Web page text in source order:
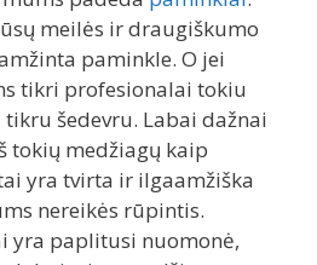
meilės ir draugiškumo
paminkle. O jei
tikri profesionalai tokiu
šedevru. Labai dažnai
tokių medžiagų kaip
yra tvirta ir ilgaamžiška
nereikės rūpintis.
yra paplitusi nuomonė,